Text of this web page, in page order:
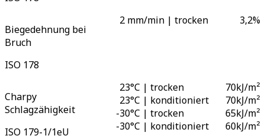
Biegedehnung bei
Bruch
ISO 178
2 mm/min | trocken 3,2%
Charpy
Schlagzähigkeit
ISO 179-1/1eU
23°C | trocken
23°C | konditioniert
30°C | trocken
-
30°C | konditioniert
-
70kJ/m²
70kJ/m²
65kJ/m²
60kJ/m²